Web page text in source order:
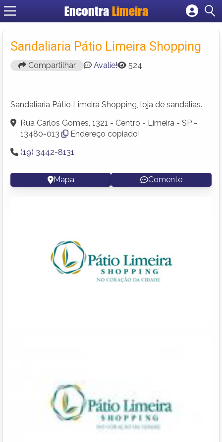
Encontra Limeira
Cadastrar empresa
Criar conta
Sandaliaria Pátio Limeira Shopping
Compartilhar Avalie! 524
Sandaliaria Pátio Limeira Shopping, loja de sandálias.
Rua Carlos Gomes, 1321 - Centro - Limeira - SP -
13480-013
Endereço copiado!
(19) 3442-8131
Mapa Comente